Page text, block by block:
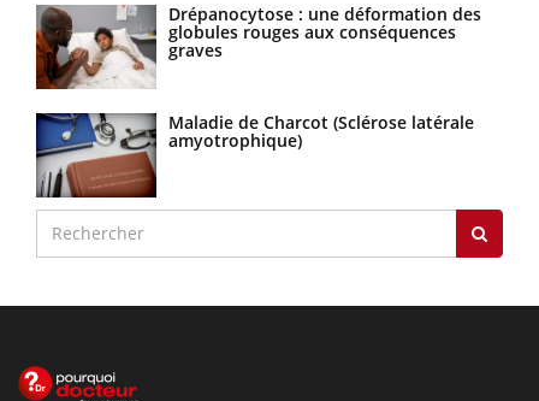
Drépanocytose : une déformation des
globules rouges aux conséquences
graves
Maladie de Charcot (Sclérose latérale
amyotrophique)